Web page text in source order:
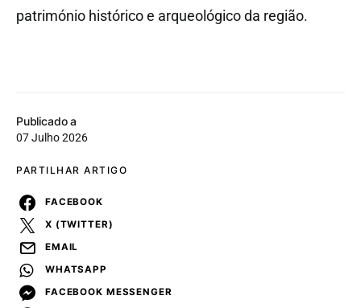
Publicado a
07 Julho 2026
PARTILHAR ARTIGO
FACEBOOK
X (TWITTER)
EMAIL
WHATSAPP
FACEBOOK MESSENGER
património histórico e arqueológico da região.